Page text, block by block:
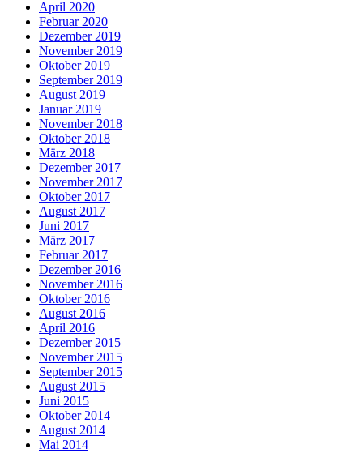
April 2020
Februar 2020
Dezember 2019
November 2019
Oktober 2019
September 2019
August 2019
Januar 2019
November 2018
Oktober 2018
März 2018
Dezember 2017
November 2017
Oktober 2017
August 2017
Juni 2017
März 2017
Februar 2017
Dezember 2016
November 2016
Oktober 2016
August 2016
April 2016
Dezember 2015
November 2015
September 2015
August 2015
Juni 2015
Oktober 2014
August 2014
Mai 2014